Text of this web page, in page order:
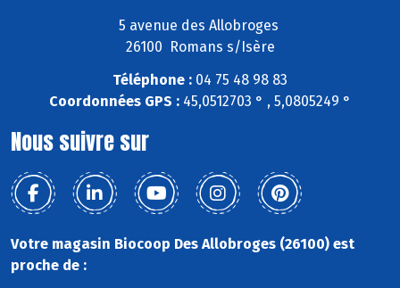
5 avenue des Allobroges
26100 Romans s/Isère
Téléphone : 04 75 48 98 83
Coordonnées GPS : 45,0512703 ° , 5,0805249 °
Nous suivre sur
Votre magasin Biocoop Des Allobroges (26100) est
proche de :